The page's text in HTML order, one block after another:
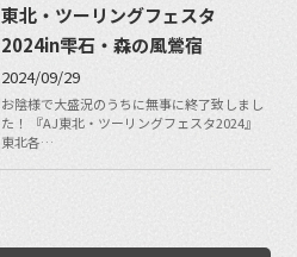
東北・ツーリングフェスタ
2024in雫石・森の風鶯宿
2024/09/29
お陰様で大盛況のうちに無事に終了致しまし
た！ 『AJ東北・ツーリングフェスタ2024』
東北各…